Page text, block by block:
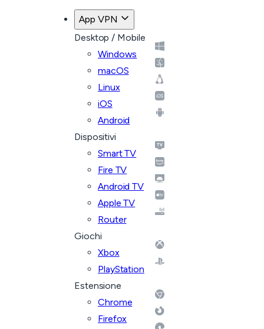
App VPN
Desktop / Mobile
Windows
macOS
Linux
iOS
Android
Dispositivi
Smart TV
Fire TV
Android TV
Apple TV
Router
Giochi
Xbox
PlayStation
Estensione
Chrome
Firefox